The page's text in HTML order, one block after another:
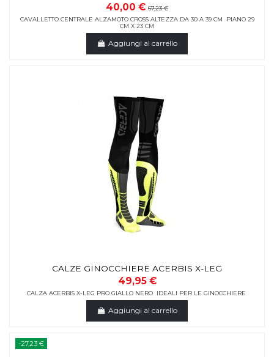
40,00 € 67,23 €
CAVALLETTO CENTRALE ALZAMOTO CROSS ALTEZZA DA 30 A 39 CM PIANO 29
CM X 23 CM
Aggiungi al carrello
CALZE GINOCCHIERE ACERBIS X-LEG
49,95 €
CALZA ACERBIS X-LEG PRO GIALLO NERO IDEALI PER LE GINOCCHIERE
Aggiungi al carrello
-27,23 €